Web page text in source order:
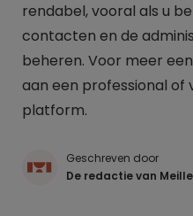
rendabel, vooral als u
contacten en de
beheren. Voor meer
aan een professional of
platform.
Geschreven door
De redactie van